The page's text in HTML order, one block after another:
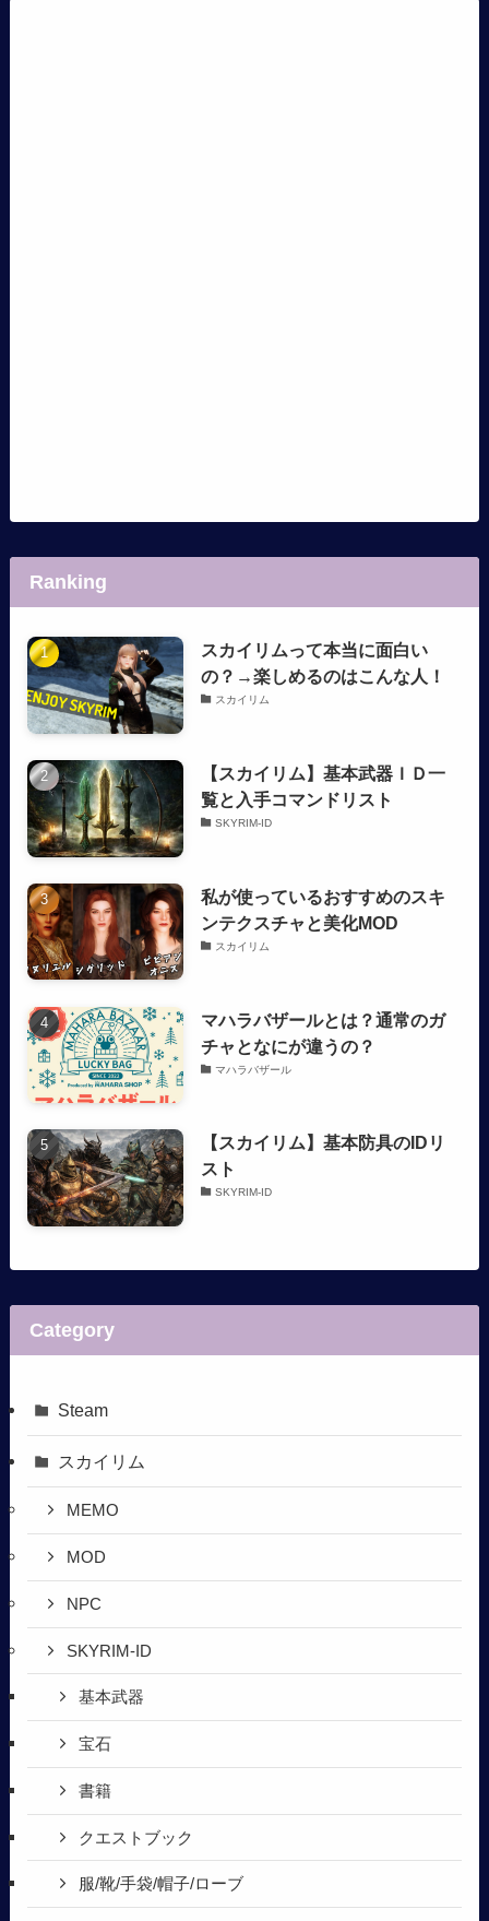
Ranking
スカイリムって本当に面白い
の？→楽しめるのはこんな人！
スカイリム
【スカイリム】基本武器ＩＤ一
覧と入手コマンドリスト
SKYRIM-ID
私が使っているおすすめのスキ
ンテクスチャと美化MOD
スカイリム
マハラバザールとは？通常のガ
チャとなにが違うの？
マハラバザール
【スカイリム】基本防具のIDリ
スト
SKYRIM-ID
Category
Steam
スカイリム
MEMO
MOD
NPC
SKYRIM-ID
基本武器
宝石
書籍
クエストブック
服/靴/手袋/帽子/ローブ